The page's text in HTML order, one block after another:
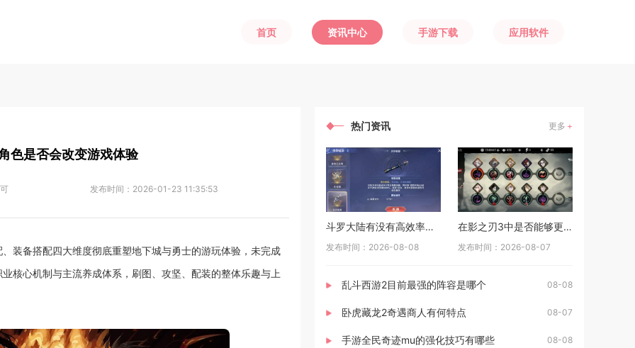
首页 资讯中心 手游下载 应用软件
色是否会改变游戏体验
发布时间： 2026-01-23 11:35:53
装备搭配四大维度彻底重塑地下城与勇士的游玩体验，未完成
核心机制与主流养成体系，刷图、攻坚、配装的整体乐趣与上
热门资讯 更多
斗罗大陆有没有高效率的魂帝熊天赋点配置策略
发布时间：2026-08-08
在影之刃3中是否能够更改马的外貌
发布时间：2026-08-07
乱斗西游2目前最强的阵容是哪个 08-08
卧虎藏龙2奇遇商人有何特点 08-07
手游全民奇迹mu的强化技巧有哪些 08-08